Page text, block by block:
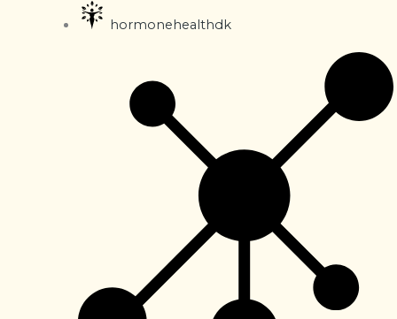
hormonehealthdk